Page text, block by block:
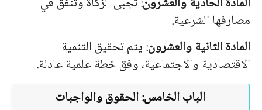
مصارفها الشرعية.
المادة الثانية والعشرون: يتم تحقيق التنمية
الاقتصادية والاجتماعية، وفق خطة علمية عادلة.
الباب الخامس: الحقوق والواجبات